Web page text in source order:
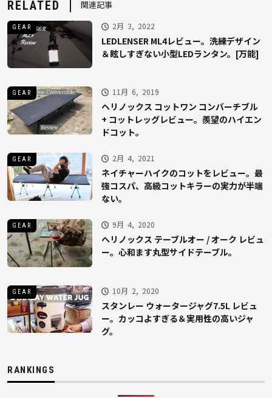
RELATED 関連記事
GEAR 2月 3, 2022
LEDLENSER ML4レビュー。洗練デザイン
＆眩しすぎない小型LEDランタン。[万能]
GEAR 11月 6, 2019
ヘリノックス コットワン コンバーチブル
+ コットレッグレビュー。羨望のハイエン
ドコット。
GEAR 2月 4, 2021
ネイチャーハイクのコットをレビュー。最
強コスパ、高級コットキラーの実力が半端
ない。
GEAR 9月 4, 2020
ヘリノックス テーブルオー / オーク レビュ
ー。心和ます丸型サイドテーブル。
GEAR 10月 2, 2020
スタンレー ウォータージャグ7.5L レビュ
ー。カッコよすぎる＆実用性の高いジャ
グ。
RANKINGS